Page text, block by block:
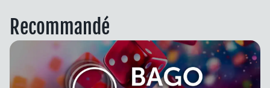
Recommandé